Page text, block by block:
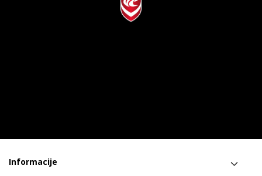
Informacije